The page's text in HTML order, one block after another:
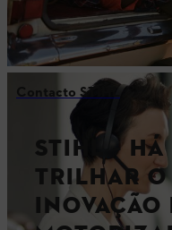
Contacto STIHL
STIHL –
TRILHAR
INOVAÇÃO